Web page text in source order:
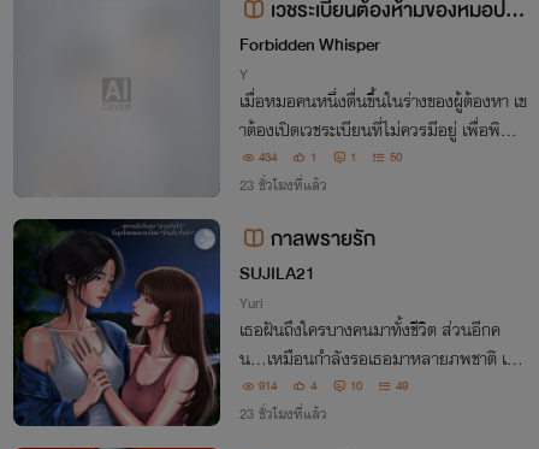
เวชระเบียนต้องห้ามของหมอปรา
ณ
Forbidden Whisper
Y
เมื่อหมอคนหนึ่งตื่นขึ้นในร่างของผู้ต้องหา เข
าต้องเปิดเวชระเบียนที่ไม่ควรมีอยู่ เพื่อพิสูจ
น์ว่า คนตายอาจยังไม่จบ และคนมีชีวิตอาจไ
ม่เคยได้เป็นเจ้าของชื่อของตัวเอง
434 1 1 50
23 ชั่วโมงที่แล้ว
กาลพรายรัก
SUJILA21
Yuri
เธอฝันถึงใครบางคนมาทั้งชีวิต ส่วนอีกค
น…เหมือนกำลังรอเธอมาหลายภพชาติ เมื่อ
โชคชะตานำพาทั้งสองมาพบกัน คำถามจึงเกิ
ดขึ้น…พวกเธอเคยรักกันมาก่อนจริงหรือไม
914 4 10 49
23 ชั่วโมงที่แล้ว